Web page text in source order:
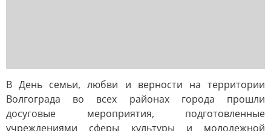
В День семьи, любви и верности на территории
Волгограда во всех районах города прошли
досуговые мероприятия, подготовленные
учреждениями сферы культуры и молодежной